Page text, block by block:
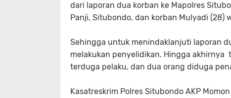
dari laporan dua korban ke Mapolres
Panji, Situbondo, dan korban Mulyadi (28)
Sehingga untuk menindaklanjuti laporan
melakukan penyelidikan. Hingga akhirnya
terduga pelaku, dan dua orang diduga
Kasatreskrim Polres Situbondo AKP